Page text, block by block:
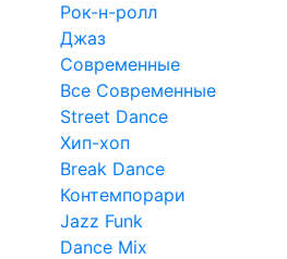
Рок-н-ролл
Джаз
Современные
Все Современные
Street Dance
Хип-хоп
Break Dance
Контемпорари
Jazz Funk
Dance Mix